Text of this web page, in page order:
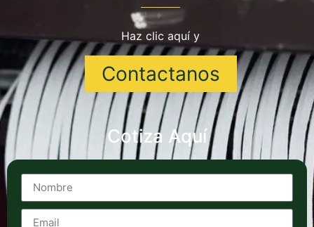
Haz clic aquí y
Contactanos
Cotiza Aquí